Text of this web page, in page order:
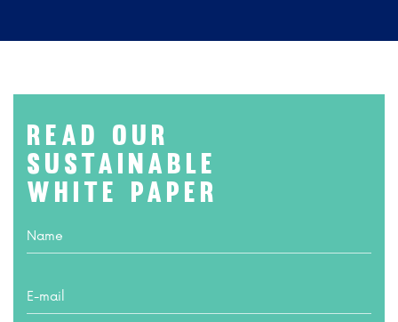
READ OUR
SUSTAINABLE
White paper